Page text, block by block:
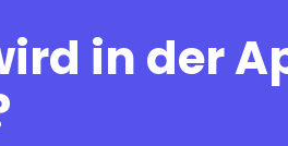
in der